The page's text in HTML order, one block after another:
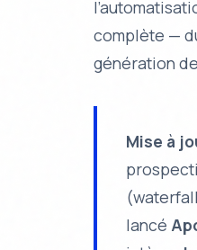
complète —
génération
Mise à
lancé